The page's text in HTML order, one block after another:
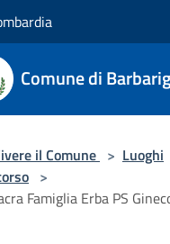
Comune di
il Comune > Luoghi
>
Famiglia Erba PS